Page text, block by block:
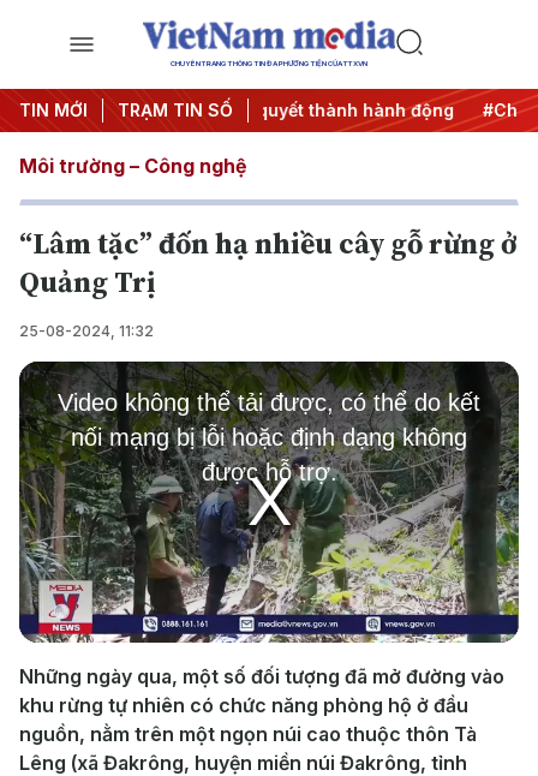
CHUYÊN TRANG THÔNG TIN ĐA PHƯƠNG TIỆN CỦA TTXVN
TIN MỚI TRẠM TIN SỐ
#Đưa Nghị quyết thành hành động #Chiến dịch 500
Môi trường – Công nghệ
“Lâm tặc” đốn hạ nhiều cây gỗ rừng ở
Quảng Trị
25-08-2024, 11:32
Play
Video
This
is
a
modal
window.
Video không thể tải được, có thể do kết
nối mạng bị lỗi hoặc định dạng không
được hỗ trợ.
Những ngày qua, một số đối tượng đã mở đường vào
khu rừng tự nhiên có chức năng phòng hộ ở đầu
nguồn, nằm trên một ngọn núi cao thuộc thôn Tà
Lêng (xã Đakrông, huyện miền núi Đakrông, tỉnh